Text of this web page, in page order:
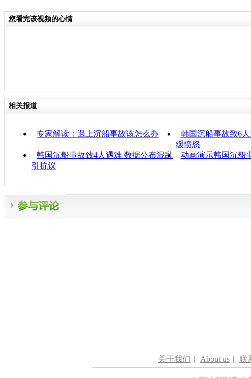
您看完该视频的心情
相关报道
专家解读：遇上沉船事故该怎么办
韩国沉船事故致6
缓愤怒
韩国沉船事故致4人遇难 数据公布混乱
引抗议
动画演示韩国沉船
关于我们 | About us | 联